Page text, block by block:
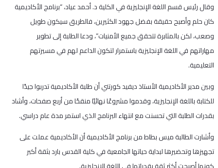
وقال رئيس قسم اللغة الإنجليزية في الكلية د. أحمد عياد، “برنامج الأكاديمية
كان حلم وأصبح حقيقة بفضل جهود الكثيرين، فالطريق سيكون طويل
وصعب، لكن بالمثابرة تتحقق جميع الأمنيات”، ودعا الطلبة إلى تطوير
مهاراتهم في اللغة الإنجليزية باستمرار لتكون الداعم لهم في مسيرتهم
التعليمية.
وبين مدير الأكاديمية الأستاذ ديفيد كورتني أن طلبة الأكاديمية تدربوا جيدًا
للكتابة باللغة الإنجليزية، وقدموا مشروعًا نهائيًا منقحًا من أربع صفحات، وأشاد
بقدرات الطلبة التي تحسنت مع انتهاء البرنامج الذي استمر مدة عام دراسي.
وأشارت الطالبة ميس بطاط من برنامج الأكاديمية أن الأكاديمية عملت على
تجهيزها وتحضيرها لبداية حياتها الجامعية في كلية القدس بارد بثقة أكبر